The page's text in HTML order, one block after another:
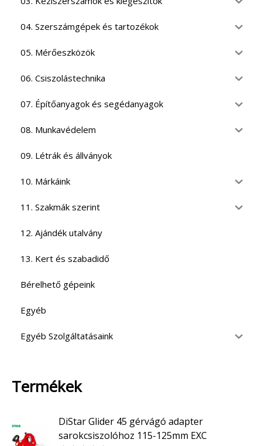
04. Szerszámgépek és tartozékok
05. Mérőeszközök
06. Csiszolástechnika
07. Építőanyagok és segédanyagok
08. Munkavédelem
09. Létrák és állványok
10. Márkáink
11. Szakmák szerint
12. Ajándék utalvány
13. Kert és szabadidő
Bérelhető gépeink
Egyéb
Egyéb Szolgáltatásaink
Termékek
DiStar Glider 45 gérvágó adapter
sarokcsiszolóhoz 115-125mm EXC